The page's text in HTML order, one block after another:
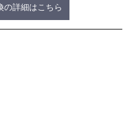
の詳細はこちら